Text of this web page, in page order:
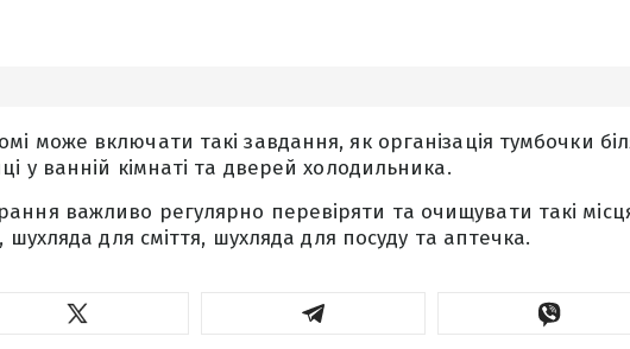
може включати такі завдання, як організація тумбочки
у ванній кімнаті та дверей холодильника.
важливо регулярно перевіряти та очищувати такі
шухляда для сміття, шухляда для посуду та аптечка.